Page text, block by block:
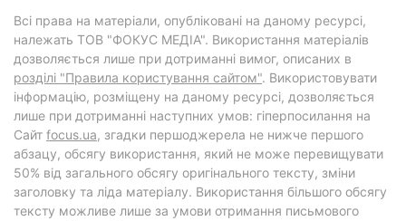
Всі права на матеріали, опубліковані на даному ресурсі,
належать ТОВ "ФОКУС МЕДІА". Використання матеріалів
дозволяється лише при дотриманні вимог, описаних в
розділі "Правила користування сайтом". Використовувати
інформацію, розміщену на даному ресурсі, дозволяється
лише при дотриманні наступних умов: гіперпосилання на
Cайт focus.ua, згадки першоджерела не нижче першого
абзацу, обсягу використання, який не може перевищувати
50% від загального обсягу оригінального тексту, зміни
заголовку та ліда матеріалу. Використання більшого обсягу
тексту можливе лише за умови отримання письмового